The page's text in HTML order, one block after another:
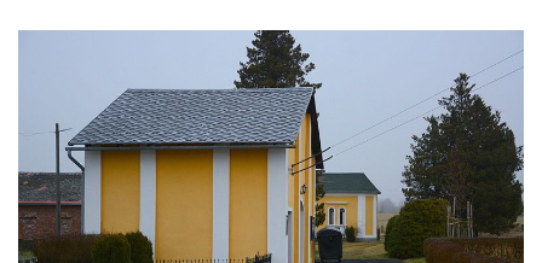
Křížová cesta Římov – II. kaple – Poslední
večeře Páně
Křížová cesta Římov – I. kaple – Loučení
Ježíše s Pannou Marií
Kaple v Horním Třeboníně